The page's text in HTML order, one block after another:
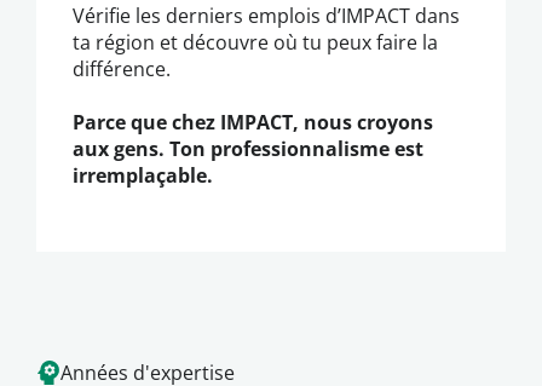
Vérifie les derniers emplois d’IMPACT dans
ta région et découvre où tu peux faire la
différence.
Parce que chez IMPACT, nous croyons
aux gens. Ton professionnalisme est
irremplaçable.
Années d'expertise